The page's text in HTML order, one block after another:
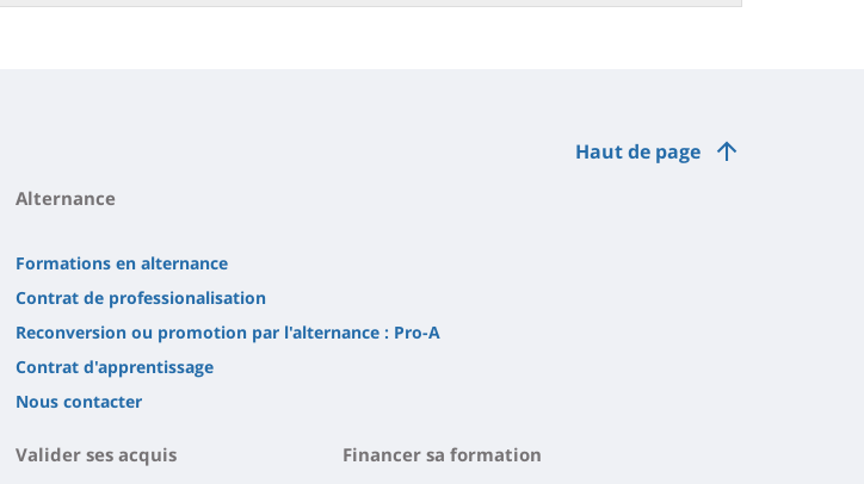
Haut de page
Alternance
Formations en alternance
Contrat de professionalisation
Reconversion ou promotion par l'alternance : Pro-A
Contrat d'apprentissage
Nous contacter
Valider ses acquis Financer sa formation